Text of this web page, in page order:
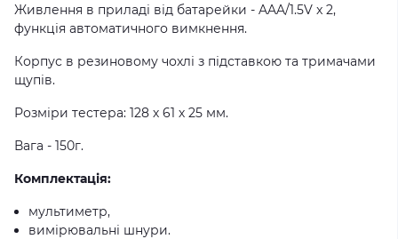
Живлення в приладі від батарейки - AAA/1.5V x 2,
функція автоматичного вимкнення.
Корпус в резиновому чохлі з підставкою та тримачами
щупів.
Розміри тестера: 128 х 61 х 25 мм.
Вага - 150г.
Комплектація:
мультиметр,
вимірювальні шнури.